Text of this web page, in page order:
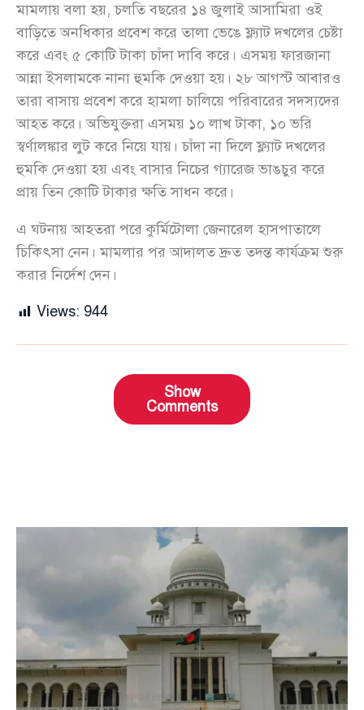
মামলায় বলা হয়, চলতি বছরের ১৪ জুলাই আসামিরা ওই
বাড়িতে অনধিকার প্রবেশ করে তালা ভেঙে ফ্ল্যাট দখলের চেষ্টা
করে এবং ৫ কোটি টাকা চাঁদা দাবি করে। এসময় ফারজানা
আন্না ইসলামকে নানা হুমকি দেওয়া হয়। ২৮ আগস্ট আবারও
তারা বাসায় প্রবেশ করে হামলা চালিয়ে পরিবারের সদস্যদের
আহত করে। অভিযুক্তরা এসময় ১০ লাখ টাকা, ১০ ভরি
স্বর্ণালঙ্কার লুট করে নিয়ে যায়। চাঁদা না দিলে ফ্ল্যাট দখলের
হুমকি দেওয়া হয় এবং বাসার নিচের গ্যারেজ ভাঙচুর করে
প্রায় তিন কোটি টাকার ক্ষতি সাধন করে।
এ ঘটনায় আহতরা পরে কুর্মিটোলা জেনারেল হাসপাতালে
চিকিৎসা নেন। মামলার পর আদালত দ্রুত তদন্ত কার্যক্রম শুরু
করার নির্দেশ দেন।
Views: 944
Show
Comments